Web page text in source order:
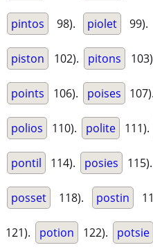
pintos 98). piolet 99).
piston 102). pitons
points 106). poises 107).
polios 110). polite 111).
pontil 114). posies 115).
posset 118). postin
121). potion 122). potsie